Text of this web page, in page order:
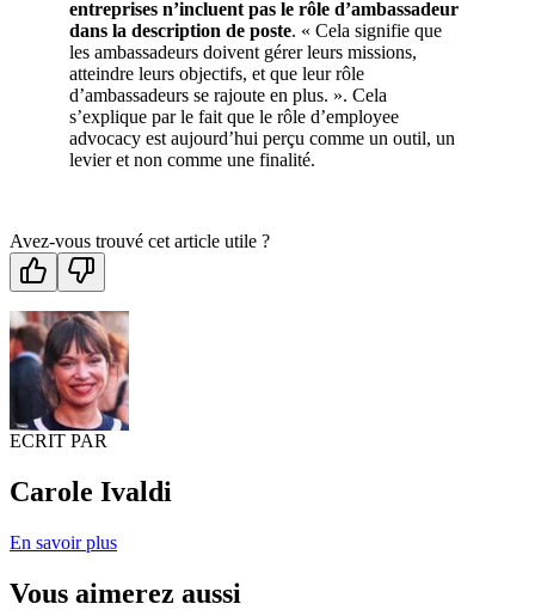
entreprises n’incluent pas le rôle d’ambassadeur
dans la description de poste. « Cela signifie que
les ambassadeurs doivent gérer leurs missions,
atteindre leurs objectifs, et que leur rôle
d’ambassadeurs se rajoute en plus. ». Cela
s’explique par le fait que le rôle d’employee
advocacy est aujourd’hui perçu comme un outil, un
levier et non comme une finalité.
Avez-vous trouvé cet article utile ?
ECRIT PAR
Carole Ivaldi
En savoir plus
Vous aimerez aussi